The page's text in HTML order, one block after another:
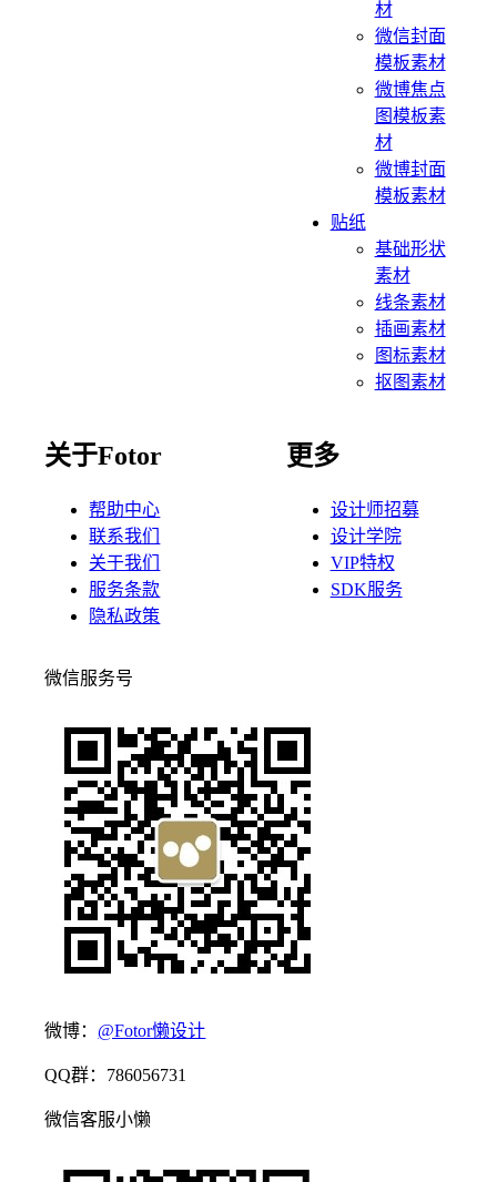
材
微信封面
模板素材
微博焦点
图模板素
材
微博封面
模板素材
贴纸
基础形状
素材
线条素材
插画素材
图标素材
抠图素材
关于Fotor
帮助中心
联系我们
关于我们
服务条款
隐私政策
更多
设计师招募
设计学院
VIP特权
SDK服务
微信服务号
微博： @Fotor懒设计
QQ群：786056731
微信客服小懒